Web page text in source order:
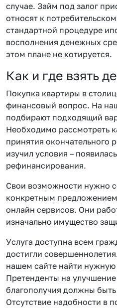
случае. Займ под залог
относят к
стандартной процедуре
восполнения денежных
этом плане не котируется.
Как и где взять
Покупка квартиры в
финансовый вопрос. На
подбирают подходящий
Необходимо рассмотреть
принятия окончательного
изучил условия –
рефинансирования.
Свои возможности нужно
конкретным
онлайн сервисов. Они
изначально имущество
Услуга доступна всем
достигли
нашем сайте найти
Претенденты на
благополучия должны
Отсутствие надобности в